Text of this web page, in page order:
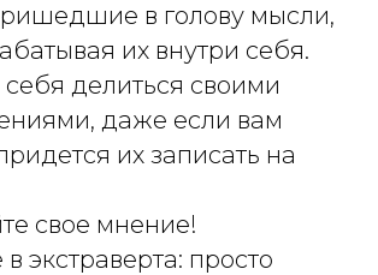
в голову мысли,
их внутри себя.
делиться своими
даже если вам
их записать на
свое мнение!
экстраверта: просто